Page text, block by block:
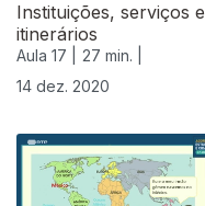
Instituições, serviços e
itinerários
Aula 17 |
27 min. |
14 dez. 2020